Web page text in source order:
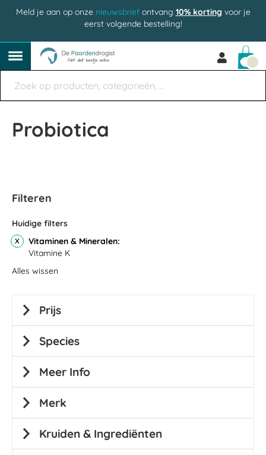
Meld je aan op onze nieuwsbriefontvang 10% korting voor je
eerst volgende bestelling!
Probiotica
Filteren
Huidige filters
Vitaminen & Mineralen
Vitamine K
Alles wissen
Prijs
Species
Meer Info
Merk
Kruiden & Ingrediënten